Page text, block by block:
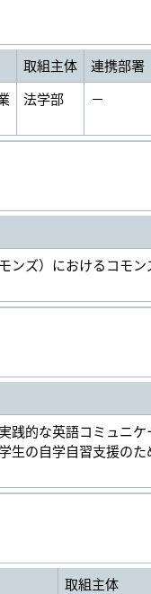
取組主体
連携部署
法学部 －
ンズ）におけるコモ
的な英語コミュニケ
生の自学自習支援の
取組主体